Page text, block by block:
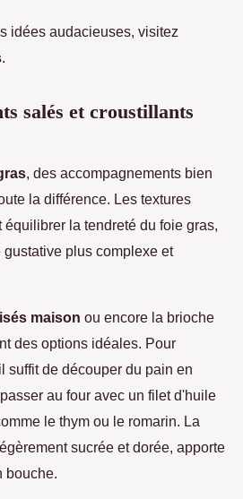
idées audacieuses, visitez
salés et croustillants
, des accompagnements bien
la différence. Les textures
la tendreté du foie gras,
plus complexe et
maison ou encore la brioche
des options idéales. Pour
suffit de découper du pain en
au four avec un filet d'huile
le thym ou le romarin. La
sucrée et dorée, apporte
bouche.